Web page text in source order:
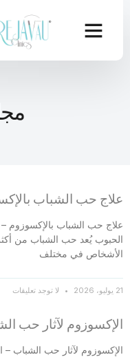
علاج حب الشباب
علاج حب الشباب بالإكسوزوم –
الحبوب يُعد حب الشباب من
الأشخاص في مختلف
21 يوليو، 2026 لا توجد تعليقات
الإكسوزوم لآثار حب
الإكسوزوم لآثار حب الشباب –